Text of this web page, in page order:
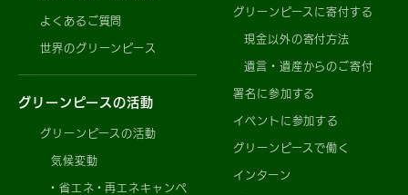
よくあるご質問
世界のグリーンピース
グリーンピースの活動
グリーンピースの活動
気候変動
省エネ・再エネキャンペ
グリーンピースに寄付する
現金以外の寄付方法
遺言・遺産からのご寄付
署名に参加する
イベントに参加する
グリーンピースで働く
インターン